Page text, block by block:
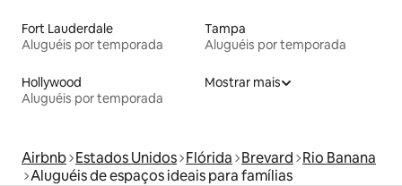
Fort Lauderdale
Aluguéis por temporada
Tampa
Aluguéis por temporada
Hollywood
Aluguéis por temporada
Mostrar mais
Airbnb Estados Unidos Flórida Brevard Rio Banana
Aluguéis de espaços ideais para famílias